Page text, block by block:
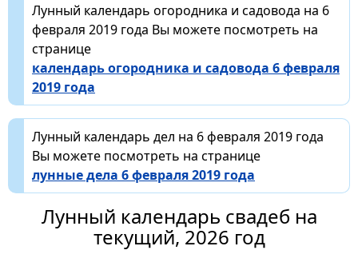
Лунный календарь огородника и садовода на 6
февраля 2019 года Вы можете посмотреть на
странице
календарь огородника и садовода 6 февраля
2019 года
Лунный календарь дел на 6 февраля 2019 года
Вы можете посмотреть на странице
лунные дела 6 февраля 2019 года
Лунный календарь свадеб на
текущий, 2026 год